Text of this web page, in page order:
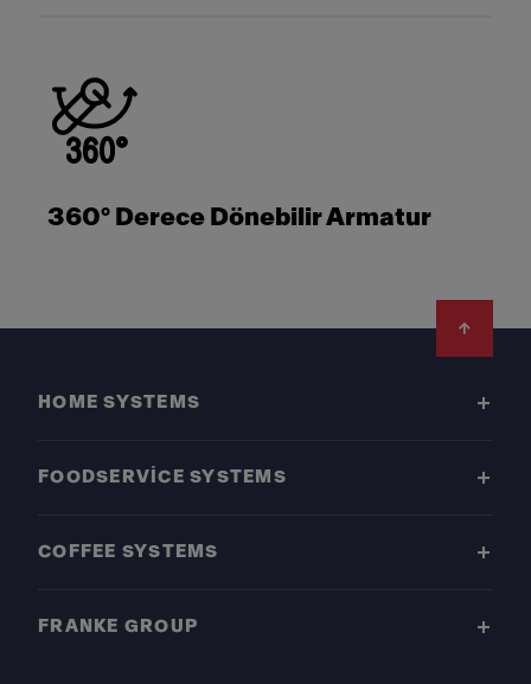
360° Derece Dönebilir Armatur
HOME SYSTEMS
FOODSERVICE SYSTEMS
COFFEE SYSTEMS
FRANKE GROUP